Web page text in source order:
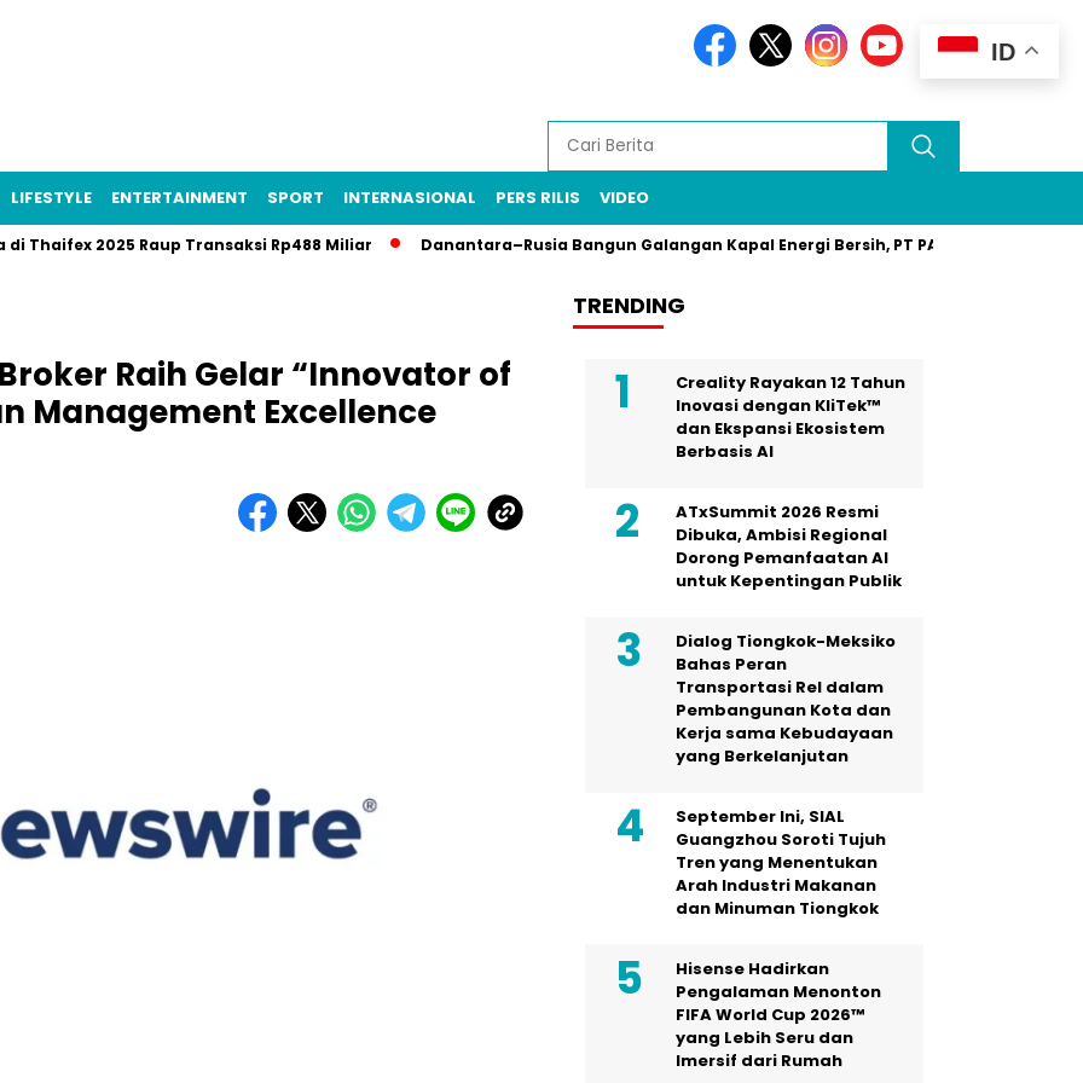
LIFESTYLE ENTERTAINMENT SPORT INTERNASIONAL PERS RILIS VIDEO
2025 Raup Transaksi Rp488 Miliar Danantara–Rusia Bangun Galangan Kapal Energi Bersih, PT PAL Jadi Pilar
Raih Gelar “Innovator of
Management Excellence
TRENDING
Creality Rayakan 12 Tahun
Inovasi dengan KliTek™
dan Ekspansi Ekosistem
Berbasis AI
ATxSummit 2026 Resmi
Dibuka, Ambisi Regional
Dorong Pemanfaatan AI
untuk Kepentingan Publik
Dialog Tiongkok-Meksiko
Bahas Peran
Transportasi Rel dalam
Pembangunan Kota dan
Kerja sama Kebudayaan
yang Berkelanjutan
September Ini, SIAL
Guangzhou Soroti Tujuh
Tren yang Menentukan
Arah Industri Makanan
dan Minuman Tiongkok
Hisense Hadirkan
Pengalaman Menonton
FIFA World Cup 2026™
yang Lebih Seru dan
Imersif dari Rumah
ID